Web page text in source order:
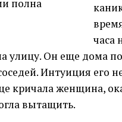
часа
улицу. Он еще дома
Интуиция его
кричала женщина,
вытащить.